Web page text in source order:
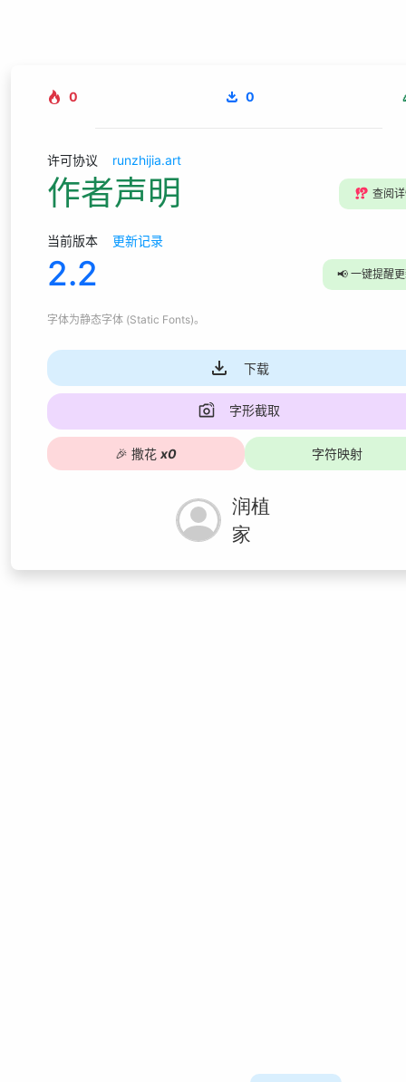
0 0
许可协议 runzhijia.art
作者声明 ⁉️ 查阅
当前版本 更新记录
2.2 📢 一键提醒
字体为静态字体 (Static Fonts)。
下载
字形截取
🎉 撒花 x0 字符映射
润植
家